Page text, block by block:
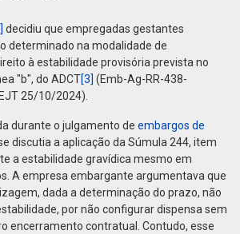
decidiu que empregadas gestantes
determinado na modalidade de
à estabilidade provisória prevista no
"b", do ADCT[3] (Emb-Ag-RR-438-
25/10/2024).
durante o julgamento de embargos de
discutia a aplicação da Súmula 244, item
a estabilidade gravídica mesmo em
A empresa embargante argumentava que
dada a determinação do prazo, não
por não configurar dispensa sem
encerramento contratual. Contudo, esse